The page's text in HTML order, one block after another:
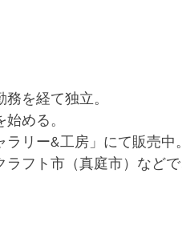
を経て独立。
める。
ラリー&工房」にて販売中
フト市（真庭市）など